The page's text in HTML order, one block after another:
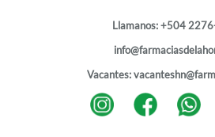
Llamanos:+504
Vacantes: